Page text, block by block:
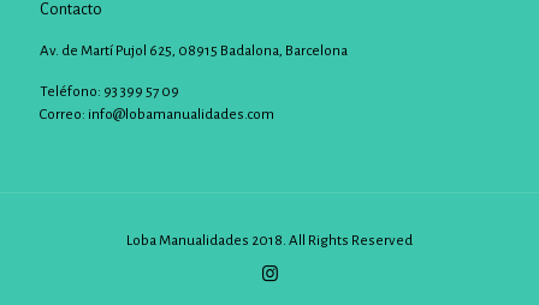
Contacto
Av. de Martí Pujol 625, 08915 Badalona, Barcelona
Teléfono: 93 399 57 09
Correo: info@lobamanualidades.com
Loba Manualidades 2018. All Rights Reserved